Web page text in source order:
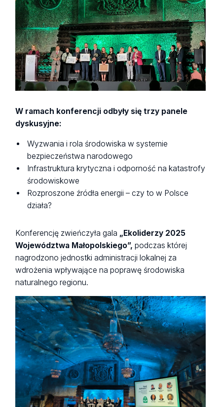
W ramach konferencji odbyły się trzy panele
dyskusyjne:
Wyzwania i rola środowiska w systemie
bezpieczeństwa narodowego
Infrastruktura krytyczna i odporność na katastrofy
środowiskowe
Rozproszone źródła energii – czy to w Polsce
działa?
Konferencję zwieńczyła gala „Ekoliderzy 2025
Województwa Małopolskiego”, podczas której
nagrodzono jednostki administracji lokalnej za
wdrożenia wpływające na poprawę środowiska
naturalnego regionu.